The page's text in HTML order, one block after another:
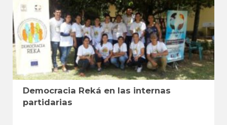
Democracia Reká en las internas
partidarias